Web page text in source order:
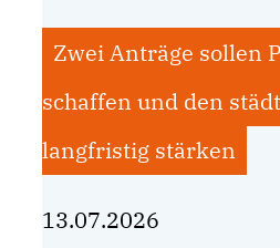
Zwei Anträge sollen
schaffen und den
langfristig stärken
13.07.2026